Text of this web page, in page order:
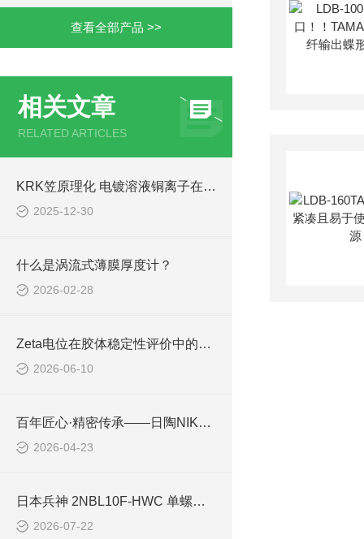
查看全部产品 >>
相关文章
RELATED ARTICLES
KRK笠原理化 电镀溶液铜离子在线监测 CU-502的简介
2025-12-30
什么是涡流式薄膜厚度计？
2026-02-28
Zeta电位在胶体稳定性评价中的重要意义与测量方法
2026-06-10
百年匠心·精密传承——日陶NIKKATO的先进陶瓷之路
2026-04-23
日本兵神 2NBL10F-HWC 单螺杆泵 小流量无脉动精密输送泵
2026-07-22